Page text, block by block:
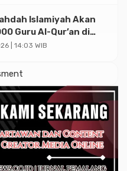
Islamiyah Akan
Guru Al-Qur’an di
| 14:03 WIB